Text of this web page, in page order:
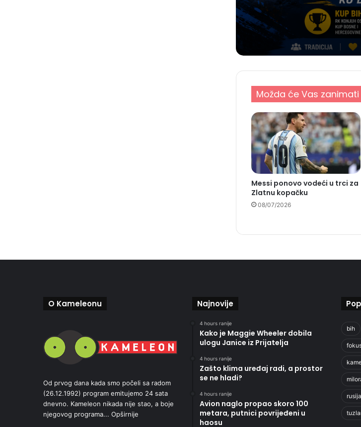
Možda će Vas zanimati
Messi ponovo vodeći u trci za
Zlatnu kopačku
08/07/2026
O Kameleonu
Od prvog dana kada smo počeli sa radom
(26.12.1992) program emitujemo 24 sata
dnevno. Kameleon nikada nije stao, a boje
njegovog programa... Opširnije
Najnovije
4 hours ranije
Kako je Maggie Wheeler dobila
ulogu Janice iz Prijatelja
4 hours ranije
Zašto klima uređaj radi, a prostor
se ne hladi?
4 hours ranije
Avion naglo propao skoro 100
metara, putnici povrijeđeni u
haosu
bih
rusija